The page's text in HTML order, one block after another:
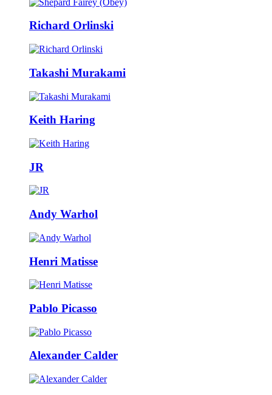
Richard Orlinski
Takashi Murakami
Keith Haring
JR
Andy Warhol
Henri Matisse
Pablo Picasso
Alexander Calder